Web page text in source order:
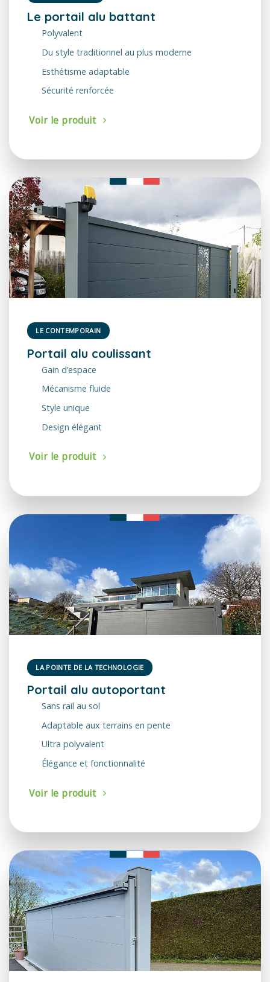
Le portail alu battant
Polyvalent
Du style traditionnel au plus moderne
Esthétisme adaptable
Sécurité renforcée
Voir le produit
LE CONTEMPORAIN
Portail alu coulissant
Gain d’espace
Mécanisme fluide
Style unique
Design élégant
Voir le produit
LA POINTE DE LA TECHNOLOGIE
Portail alu autoportant
Sans rail au sol
Adaptable aux terrains en pente
Ultra polyvalent
Élégance et fonctionnalité
Voir le produit